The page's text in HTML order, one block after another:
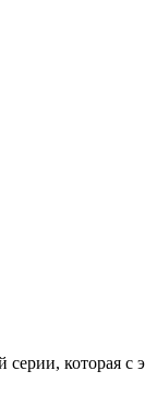
которая с